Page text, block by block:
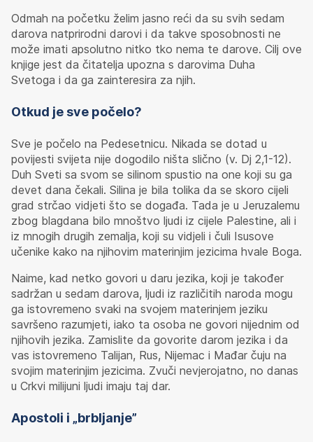
Odmah na početku želim jasno reći da su svih sedam
darova natprirodni darovi i da takve sposobnosti ne
može imati apsolutno nitko tko nema te darove. Cilj ove
knjige jest da čitatelja upozna s darovima Duha
Svetoga i da ga zainteresira za njih.
Otkud je sve počelo?
Sve je počelo na Pedesetnicu. Nikada se dotad u
povijesti svijeta nije dogodilo ništa slično (v. Dj 2,1-12).
Duh Sveti sa svom se silinom spustio na one koji su ga
devet dana čekali. Silina je bila tolika da se skoro cijeli
grad strčao vidjeti što se događa. Tada je u Jeruzalemu
zbog blagdana bilo mnoštvo ljudi iz cijele Palestine, ali i
iz mnogih drugih zemalja, koji su vidjeli i čuli Isusove
učenike kako na njihovim materinjim jezicima hvale Boga.
Naime, kad netko govori u daru jezika, koji je također
sadržan u sedam darova, ljudi iz različitih naroda mogu
ga istovremeno svaki na svojem materinjem jeziku
savršeno razumjeti, iako ta osoba ne govori nijednim od
njihovih jezika. Zamislite da govorite darom jezika i da
vas istovremeno Talijan, Rus, Nijemac i Mađar čuju na
svojim materinjim jezicima. Zvuči nevjerojatno, no danas
u Crkvi milijuni ljudi imaju taj dar.
Apostoli i „brbljanje”